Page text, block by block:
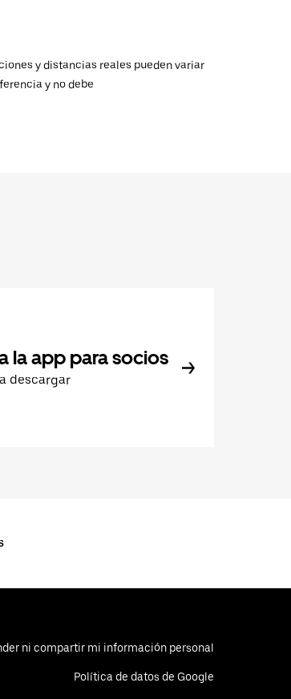
y distancias reales pueden variar
y no debe
la app para socios
descargar
ni compartir mi información personal
Política de datos de Google